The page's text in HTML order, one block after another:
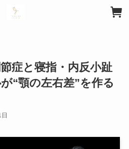
節症と寝指・内反小趾
“顎の左右差”を作る